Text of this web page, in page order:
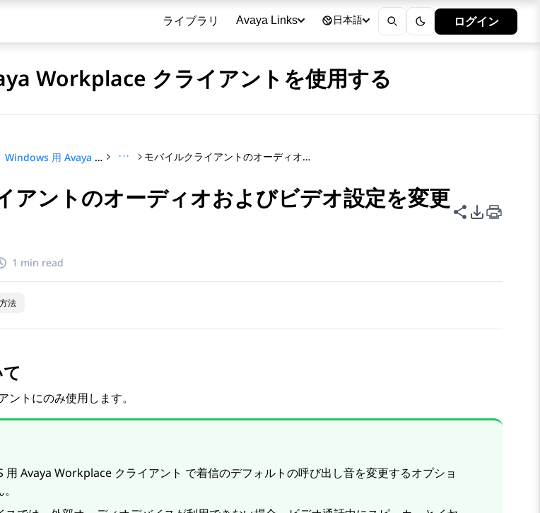
ライブラリ Avaya Links 日本語 ログイン
Workplace クライアントを使用する
Android、iOS、Mac、Windows 用 Avaya Workplace クライアントを使用する ··· モバイルクライアントのオーディオおよびビデオ設定を変更する
アントのオーディオおよびビデオ設定を変更
このページ
PDFエク
1 min read
法
ントにのみ使用します。
用 Avaya Workplace クライアント で着信のデフォルトの呼び出し音を変更するオプショ